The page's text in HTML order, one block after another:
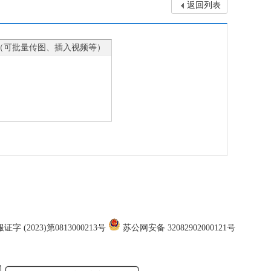
返回列表
（可批量传图、插入视频等）
证字 (2023)第0813000213号
苏公网安备 32082902000121号